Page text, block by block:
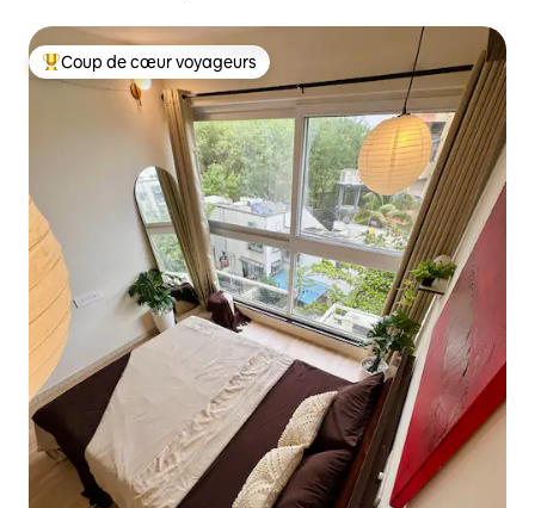
Coups de cœur voyageurs les plus appréciés
Coup de cœur voyageurs